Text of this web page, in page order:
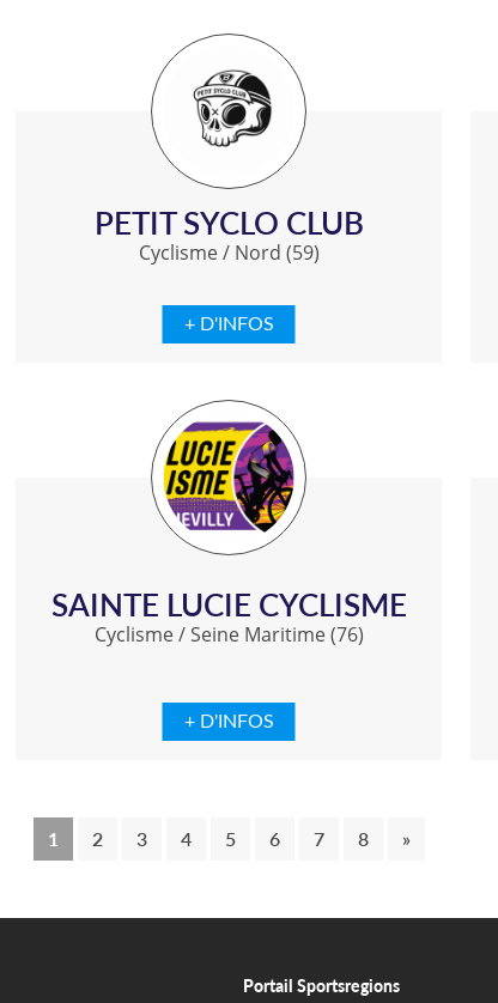
PETIT SYCLO CLUB
Cyclisme/ Nord (59)
+ D'INFOS
SAINTE LUCIE CYCLISME
Cyclisme/Seine Maritime (76)
+ D'INFOS
1 2 3 4 5 6 7 8 »
Portail Sportsregions